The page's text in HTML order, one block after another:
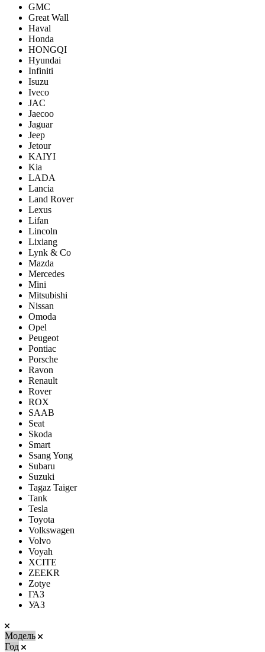
GMC
Great Wall
Haval
Honda
HONGQI
Hyundai
Infiniti
Isuzu
Iveco
JAC
Jaecoo
Jaguar
Jeep
Jetour
KAIYI
Kia
LADA
Lancia
Land Rover
Lexus
Lifan
Lincoln
Lixiang
Lynk & Co
Mazda
Mercedes
Mini
Mitsubishi
Nissan
Omoda
Opel
Peugeot
Pontiac
Porsсhe
Ravon
Renault
Rover
ROX
SAAB
Seat
Skoda
Smart
Ssang Yong
Subaru
Suzuki
Tagaz Taiger
Tank
Tesla
Toyota
Volkswagen
Volvo
Voyah
XCITE
ZEEKR
Zotye
ГАЗ
УАЗ
Модель
Год